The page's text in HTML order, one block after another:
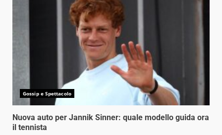
Gossip e Spettacolo
Nuova auto per Jannik Sinner: quale modello guida ora
il tennista